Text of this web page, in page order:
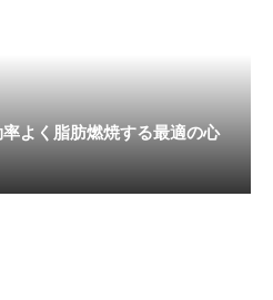
よく脂肪燃焼する最適の心